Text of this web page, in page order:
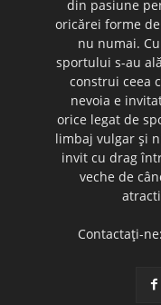
din pasiune
oricărei forme
nu numai.
sportului s-au
construi ceea
nevoia e
orice legat de
limbaj vulgar şi
invit cu drag
veche de
Contactați-ne: